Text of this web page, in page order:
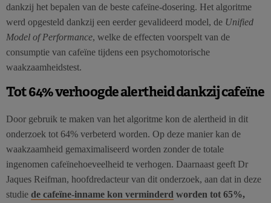
dankzij het bepalen van de beste cafeïne-dosering. Het algoritme
werd opgesteld dankzij een eerder gevalideerd model, de Unified
Model of Performance, welke de effecten voorspelt van de
consumptie van cafeïne tijdens een psychomotorische
waakzaamheidstest.
Tot 64% verhoogde alertheid dankzij cafeïne
Door gebruik te maken van het algoritme kon de alertheid in dit
onderzoek tot 64% verbeterd worden. Op deze manier kan de
waakzaamheid gemaximaliseerd worden zonder de totale
ingenomen cafeïnehoeveelheid te verhogen. Daarnaast geeft Dr
Jaques Reifman, hoofdredacteur van dit onderzoek, aan dat in deze
studie de cafeïne-inname kon verminderd worden tot 65%,